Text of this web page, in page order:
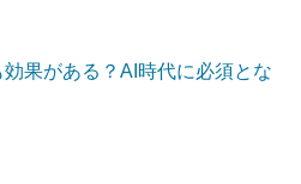
果がある？AI時代に必須とな